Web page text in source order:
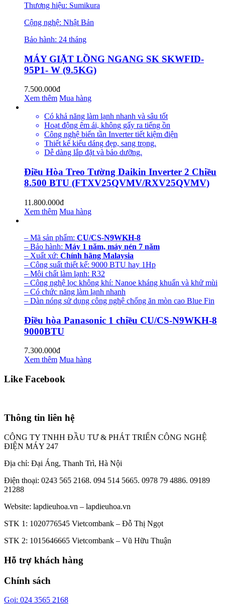
Thương hiệu: Sumikura
Cộng nghệ: Nhật Bản
Bảo hành: 24 tháng
MÁY GIẶT LỒNG NGANG SK SKWFID-
95P1- W (9.5KG)
7.500.000đ
Xem thêm Mua hàng
Có khả năng làm lạnh nhanh và sâu tốt
Hoạt động êm ái, không gấy ra tiếng ồn
Công nghệ biến tần Inverter tiết kiệm điện
Thiết kế kiểu dáng đẹp, sang trọng.
Dễ dàng lắp đặt và bảo dưỡng.
Điều Hòa Treo Tường Daikin Inverter 2 Chiều
8.500 BTU (FTXV25QVMV/RXV25QVMV)
11.800.000đ
Xem thêm Mua hàng
– Mã sản phẩm: CU/CS-N9WKH-8
– Bảo hành: Máy 1 năm, máy nén 7 năm
– Xuất xứ: Chính hãng Malaysia
– Công suất thiết kế: 9000 BTU hay 1Hp
– Môi chất làm lạnh: R32
– Công nghệ lọc không khí: Nanoe kháng khuẩn và khử mùi
– Có chức năng làm lạnh nhanh
– Dàn nóng sử dụng công nghệ chống ăn mòn cao Blue Fin
Điều hòa Panasonic 1 chiều CU/CS-N9WKH-8
9000BTU
7.300.000đ
Xem thêm Mua hàng
Like Facebook
Thông tin liên hệ
CÔNG TY TNHH ĐẦU TƯ & PHÁT TRIỂN CÔNG NGHỆ
ĐIỆN MÁY 247
Địa chỉ: Đại Áng, Thanh Trì, Hà Nội
Điện thoại: 0243 565 2168. 094 514 5665. 0978 79 4886. 09189
21288
Website: lapdieuhoa.vn – lapdieuhoa.vn
STK 1: 1020776545 Vietcombank – Đỗ Thị Ngọt
STK 2: 1015646665 Vietcombank – Vũ Hữu Thuận
Hỗ trợ khách hàng
Chính sách
Gọi: 024 3565 2168